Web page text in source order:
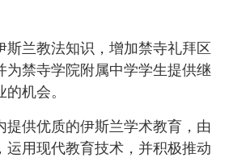
斯兰教法知识，增加禁寺礼拜区
为禁寺学院附属中学学生提供继
机会。
提供优质的伊斯兰学术教育，由
运用现代教育技术，并积极推动